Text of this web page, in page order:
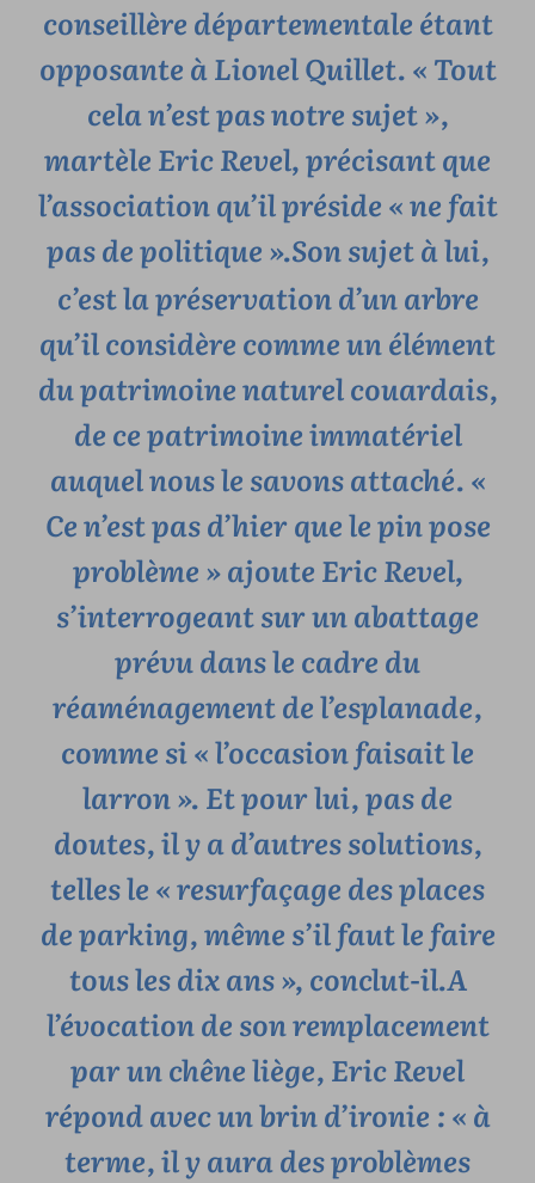
conseillère départementale étant
opposante à Lionel Quillet. « Tout
cela n’est pas notre sujet »,
martèle Eric Revel, précisant que
l’association qu’il préside « ne fait
pas de politique ».Son sujet à lui,
c’est la préservation d’un arbre
qu’il considère comme un élément
du patrimoine naturel couardais,
de ce patrimoine immatériel
auquel nous le savons attaché. «
Ce n’est pas d’hier que le pin pose
problème »ajoute Eric Revel,
s’interrogeant sur un abattage
prévu dans le cadre du
réaménagement de l’esplanade,
comme si « l’occasion faisait le
larron ». Et pour lui, pas de
doutes, il y a d’autres solutions,
telles le « resurfaçage des places
de parking, même s’il faut le faire
tous les dix ans », conclut-il.A
l’évocation de son remplacement
par un chêne liège, Eric Revel
répond avec un brin d’ironie : « à
terme, il y aura des problèmes